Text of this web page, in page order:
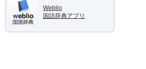
Weblio
国語辞典アプリ